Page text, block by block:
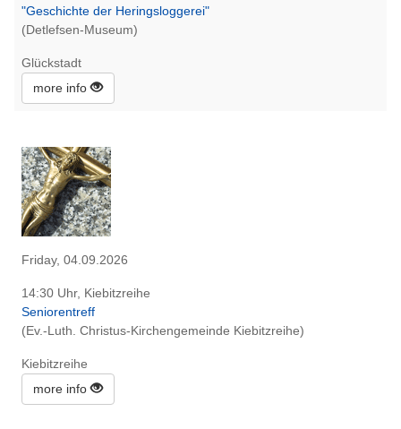
"Geschichte der Heringsloggerei"
(Detlefsen-Museum)
Glückstadt
more info
Friday, 04.09.2026
14:30 Uhr, Kiebitzreihe
Seniorentreff
(Ev.-Luth. Christus-Kirchengemeinde Kiebitzreihe)
Kiebitzreihe
more info